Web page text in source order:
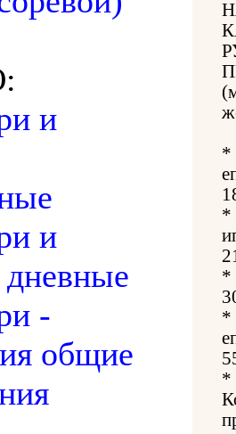
и
и
дневные
-
общие
*
*
*
*
*